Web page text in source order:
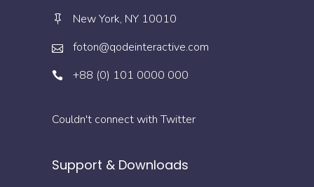
New York, NY 10010
foton@qodeinteractive.com
+88 (0) 101 0000 000
Couldn't connect with Twitter
Support & Downloads